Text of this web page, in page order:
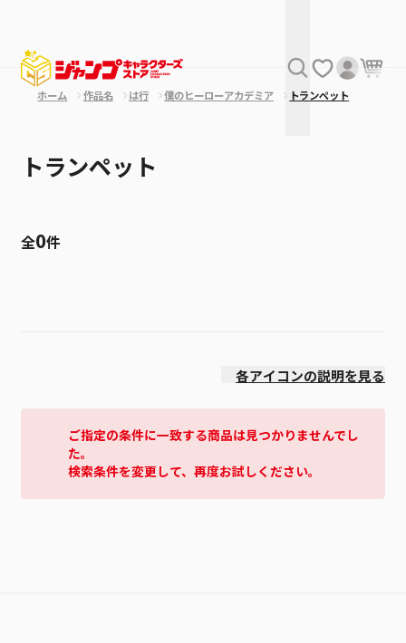
ホーム 作品名 は行 僕のヒーローアカデミア トランペット
トランペット
全0件
各アイコンの説明を見る
ご指定の条件に一致する商品は見つかりませんでし
た。
検索条件を変更して、再度お試しください。